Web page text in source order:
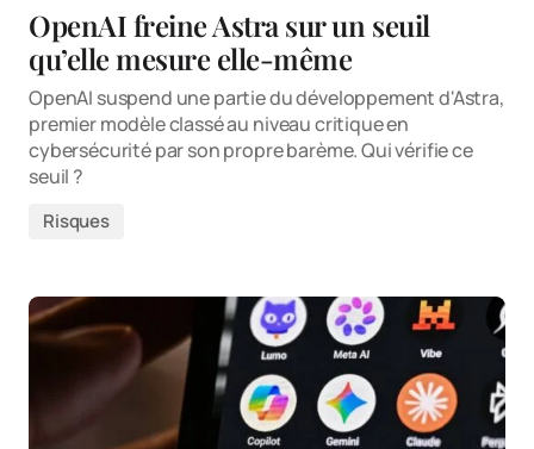
OpenAI freine Astra sur un seuil
qu’elle mesure elle-même
OpenAI suspend une partie du développement d'Astra,
premier modèle classé au niveau critique en
cybersécurité par son propre barème. Qui vérifie ce
seuil ?
Risques